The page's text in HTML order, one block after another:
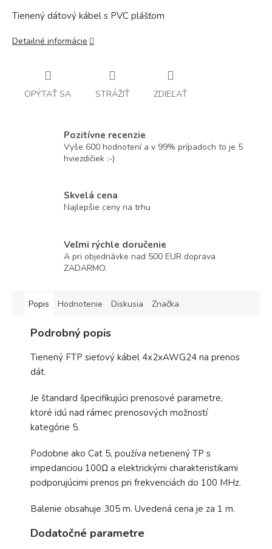
Tienený dátový kábel s PVC plášťom
Detailné informácie
OPÝTAŤ SA STRÁŽIŤ ZDIEĽAŤ
Pozitívne recenzie
Vyše 600 hodnotení a v 99% prípadoch to je 5
hviezdičiek :-)
Skvelá cena
Najlepšie ceny na trhu
Veľmi rýchle doručenie
A pri objednávke nad 500 EUR doprava
ZADARMO.
Popis Hodnotenie Diskusia Značka
Podrobný popis
Tienený FTP sieťový kábel 4x2xAWG24 na prenos
dát.
Je štandard špecifikujúci prenosové parametre,
ktoré idú nad rámec prenosových možností
kategórie 5.
Podobne ako Cat 5, používa netienený TP s
impedanciou 100Ω a elektrickými charakteristikami
podporujúcimi prenos pri frekvenciách do 100 MHz.
Balenie obsahuje 305 m. Uvedená cena je za 1 m.
Dodatočné parametre